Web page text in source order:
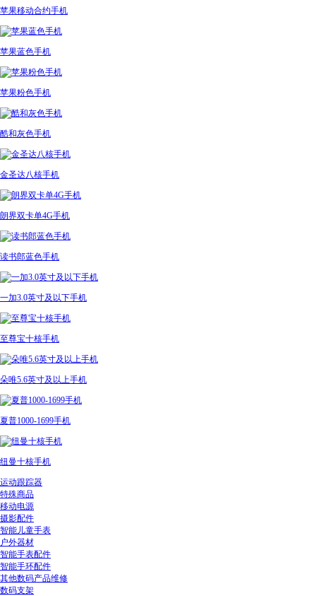
苹果移动合约手机
苹果蓝色手机
苹果粉色手机
酷和灰色手机
金圣达八核手机
朗界双卡单4G手机
读书郎蓝色手机
一加3.0英寸及以下手机
至尊宝十核手机
朵唯5.6英寸及以上手机
夏普1000-1699手机
纽曼十核手机
运动跟踪器
特殊商品
移动电源
摄影配件
智能儿童手表
户外器材
智能手表配件
智能手环配件
其他数码产品维修
数码支架